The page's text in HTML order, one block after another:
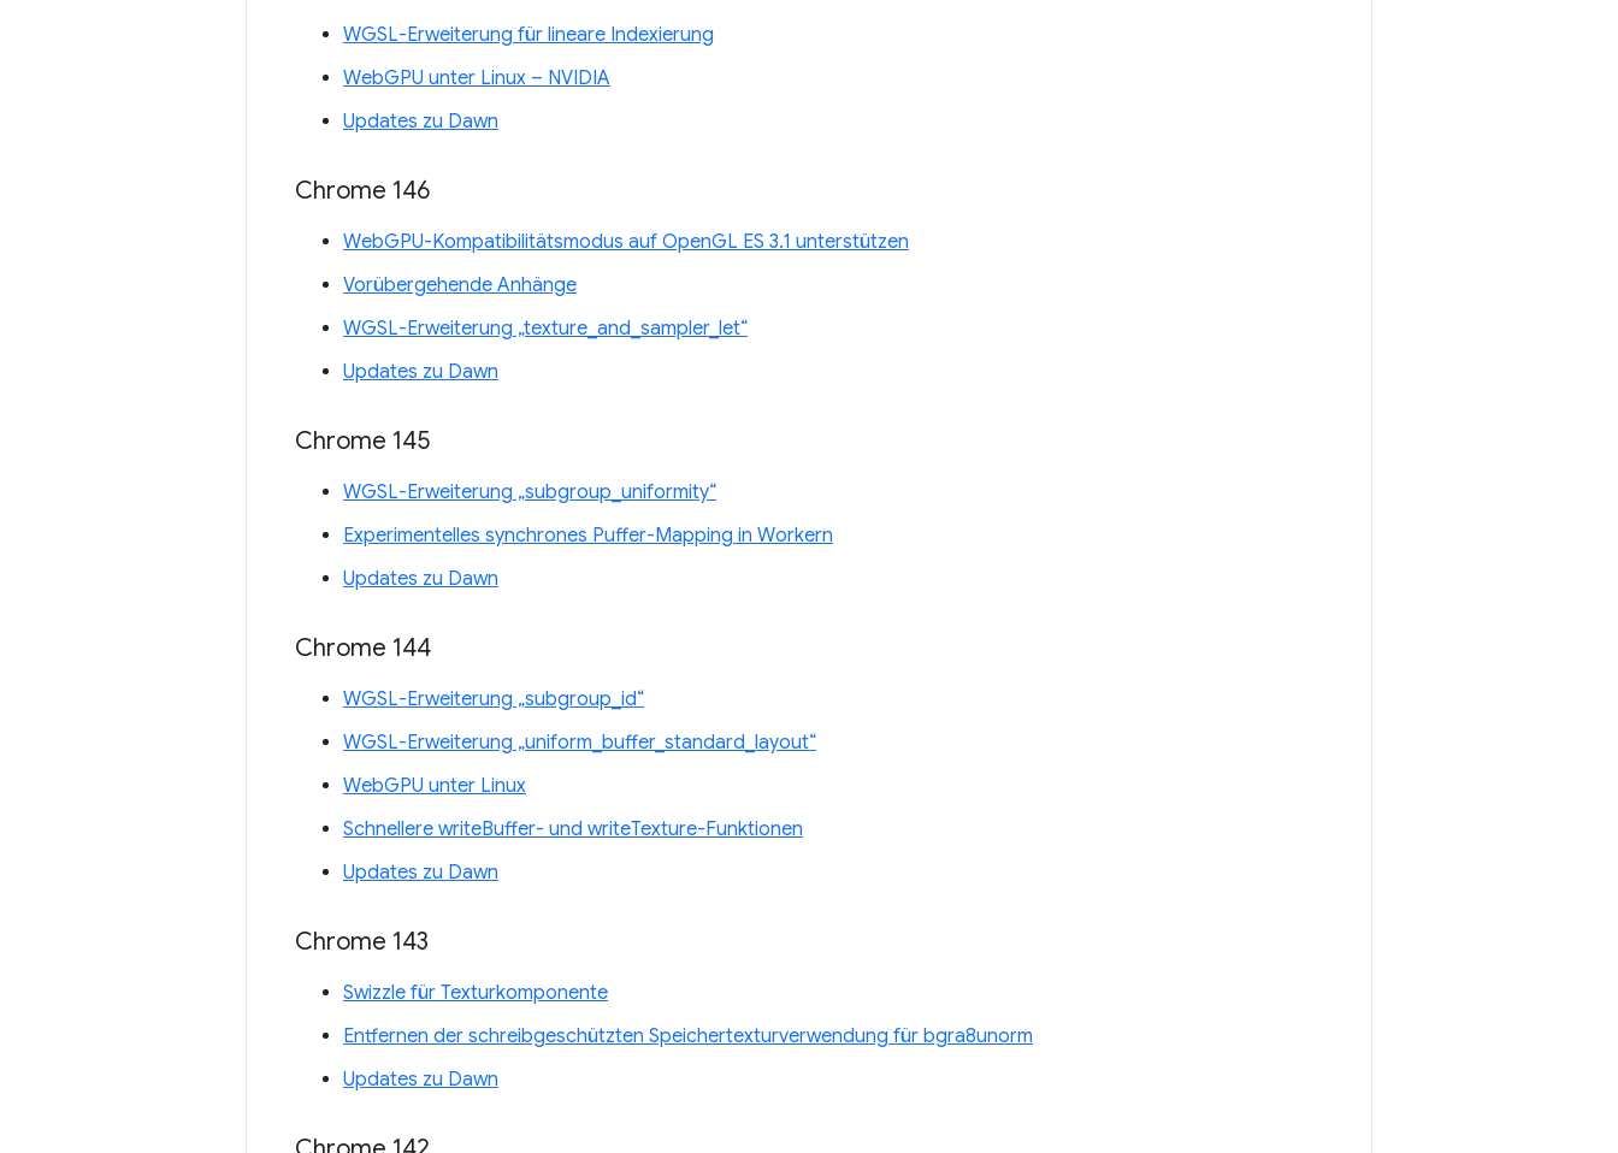
WGSL-Erweiterung für lineare Indexierung
WebGPU unter Linux – NVIDIA
Updates zu Dawn
Chrome 146
WebGPU-Kompatibilitätsmodus auf OpenGL ES 3.1 unterstützen
Vorübergehende Anhänge
WGSL-Erweiterung „texture_and_sampler_let“
Updates zu Dawn
Chrome 145
WGSL-Erweiterung „subgroup_uniformity“
Experimentelles synchrones Puffer-Mapping in Workern
Updates zu Dawn
Chrome 144
WGSL-Erweiterung „subgroup_id“
WGSL-Erweiterung „uniform_buffer_standard_layout“
WebGPU unter Linux
Schnellere writeBuffer- und writeTexture-Funktionen
Updates zu Dawn
Chrome 143
Swizzle für Texturkomponente
Entfernen der schreibgeschützten Speichertexturverwendung für bgra8unorm
Updates zu Dawn